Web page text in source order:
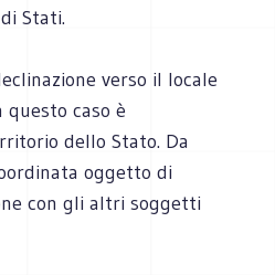
Stati.
verso il locale
caso è
dello Stato. Da
oggetto di
con gli altri soggetti